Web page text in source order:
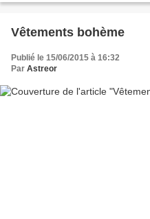
Vêtements bohème
Publié le 15/06/2015 à 16:32
Par Astreor